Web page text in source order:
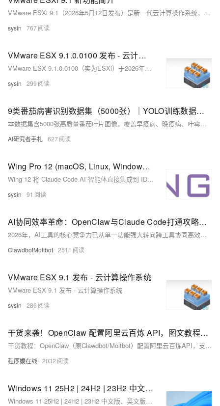
VMware ESXi 9.1（2026年5月12日发布）是新一代云计算操作系统，支持Ubuntu 26.04、SLES 16等新Guest OS，新增零接触部署、RDMA可观测性、机密虚拟机（TDX/SEV-SNP GA）、内存分层热配置及增强型DirectPath等关键能力，全面提升AI/HPC、安全与运维效率。
sysin 767
VMware ESX 9.1.0.0100 发布 - 云计算操作系统
VMware ESX 9.1.0.0100（实为ESXi）于2026年6月5日发布，聚焦安全增强与多项新特性：零接触部署、RDMA可观测性、Guest自定义API升级、机密计算（TDX/SEV-SNP正式可用）、Enhanced DirectPath支持AI GPU、内存分层优化等。无功能新增，仅安全改进。（239字）
sysin 299
9类番茄病害识别数据集（5000张）｜YOLO训练数据集 农业AI 病害识别 智慧农业 作物监测
本数据集含5000张高质量番茄叶片图像，覆盖早疫病、晚疫病、叶霉病、花叶病毒等8类常见病害及健康叶片，共9类。采用YOLO标准标注，结构规范（train/valid/test），适配YOLOv5/v8等模型，助力农业AI病害识别与智慧监测。
AI研究者手札 627
Wing Pro 12 (macOS, Linux, Windows) 发布，使用 AI 智能体彻底改变您的开发方式
Wing 12 将 Claude Code AI 智能体直接集成到 IDE 中。全新的 Claude Code 工具、用于规划和审查 AI 智能体工作的 Tasks 工具，以及一组 MCP 服务器，为智能体提供 Wing 的源代码分析、单元测试和调试功能，使您能够比在普通终端中更快、更低成本地在 Wing 内部调度 AI 智能体。
sysin 91
AI协同效率革命：OpenClaw与Claude Code打通攻略｜多环境部署+免费模型适配+工作流优化
2026年，AI工具的核心竞争力已从单一功能强大转向跨工具协同高效。OpenClaw作为开源AI助手生态的核心代表，与Anthropic旗下的Claude Code终端代码代理的组合，凭借ACP（Agent Client Protocol）插件的打通，实现了“日常事务自动化+代码级架构优化”的全链路闭环。这种“一个管全局调度，一个管代码深耕”的协同模式，不仅让AI助手具备了自我优化的能力，更将用户从重复性工作与复杂配置调试中彻底解放，成为当前极具实用性的AI工作流组合。
ClawdbotMoltbot 2511
VMware ESX 9.1 发布 - 云计算操作系统
VMware ESX 9.1 发布 - 云计算操作系统
sysin 286
干货来袭！OpenClaw 配置阿里云百炼 API，图文教程永久收藏
干货教程：OpenClaw（原Clawdbot/Moltbot）配置阿里云百炼API，支持Qwen3-Max-Thinking等大模型。图文详解安装、API Key获取、环境变量配置及模型接入，新客首月仅0.3元/天，永久收藏！
程序媛在线 2032
Windows 11 25H2 | 24H2 | 23H2 中文版、英文版 (x64、ARM64) 下载 (2025 年 10 月更新)
Windows 11 25H2 | 24H2 | 23H2 中文版、英文版 (x64、ARM64) 下载 (2025 年 10 月更新)